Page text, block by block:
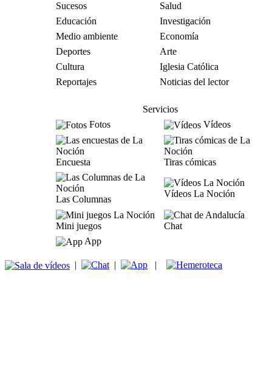
Sucesos
Salud
Educación
Investigación
Medio ambiente
Economía
Deportes
Arte
Cultura
Iglesia Católica
Reportajes
Noticias del lector
Servicios
Fotos
Vídeos
Encuesta Tiras cómicas
Las Columnas
Vídeos La Noción
Mini juegos
Chat
App
| | |